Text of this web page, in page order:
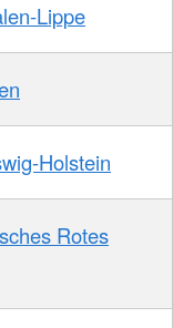
Lippe
Holstein
Rotes